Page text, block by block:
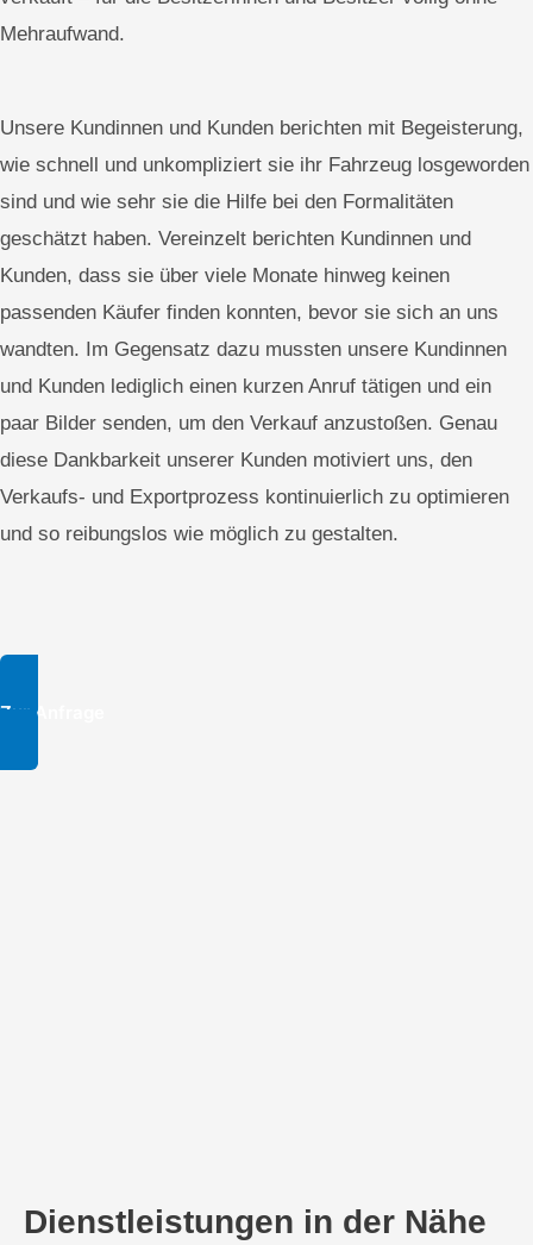
Mehraufwand.
Unsere Kundinnen und Kunden berichten mit Begeisterung,
wie schnell und unkompliziert sie ihr Fahrzeug losgeworden
sind und wie sehr sie die Hilfe bei den Formalitäten
geschätzt haben. Vereinzelt berichten Kundinnen und
Kunden, dass sie über viele Monate hinweg keinen
passenden Käufer finden konnten, bevor sie sich an uns
wandten. Im Gegensatz dazu mussten unsere Kundinnen
und Kunden lediglich einen kurzen Anruf tätigen und ein
paar Bilder senden, um den Verkauf anzustoßen. Genau
diese Dankbarkeit unserer Kunden motiviert uns, den
Verkaufs- und Exportprozess kontinuierlich zu optimieren
und so reibungslos wie möglich zu gestalten.
Zur Anfrage
Dienstleistungen in der Nähe